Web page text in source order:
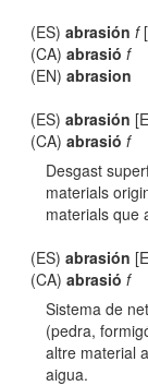
(ES)abrasión f
(CA)abrasió f
(EN)abrasion
(ES)abrasión
(CA)abrasió f
Desgast
materials
materials que
(ES)abrasión
(CA)abrasió f
Sistema de
(pedra,
altre material
aigua.